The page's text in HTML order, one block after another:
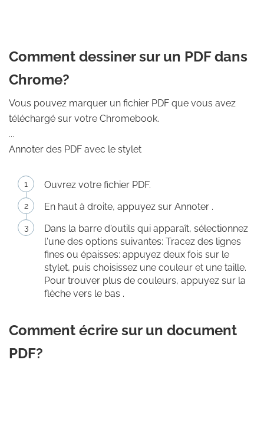
Comment dessiner sur un PDF dans
Chrome?
Vous pouvez marquer un fichier PDF que vous avez
téléchargé sur votre Chromebook.
...
Annoter des PDF avec le stylet
Ouvrez votre fichier PDF.
En haut à droite, appuyez sur Annoter .
Dans la barre d'outils qui apparaît, sélectionnez
l'une des options suivantes: Tracez des lignes
fines ou épaisses: appuyez deux fois sur le
stylet, puis choisissez une couleur et une taille.
Pour trouver plus de couleurs, appuyez sur la
flèche vers le bas .
Comment écrire sur un document
PDF?